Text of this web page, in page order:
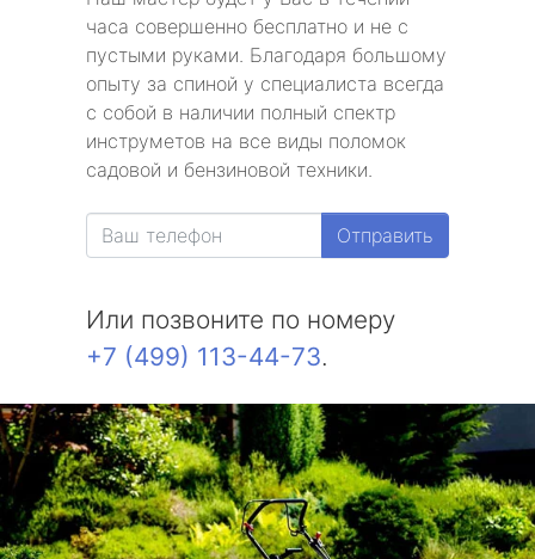
часа совершенно бесплатно и не с
пустыми руками. Благодаря большому
опыту за спиной у специалиста всегда
с собой в наличии полный спектр
инструметов на все виды поломок
садовой и бензиновой техники.
Отправить
Или позвоните по номеру
+7 (499) 113-44-73.